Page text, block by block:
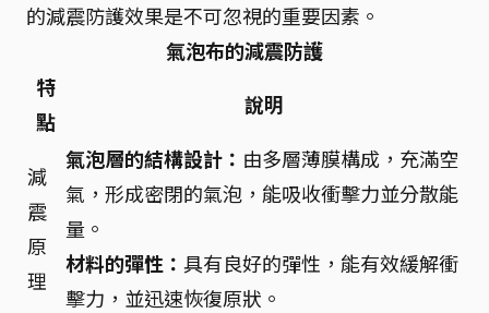
的減震防護效果是不可忽視的重要因素。
氣泡布的減震防護
特
點
說明
減
震
原
理
氣泡層的結構設計： 由多層薄膜構成，充滿空
氣，形成密閉的氣泡，能吸收衝擊力並分散能
量。
材料的彈性： 具有良好的彈性，能有效緩解衝
擊力，並迅速恢復原狀。